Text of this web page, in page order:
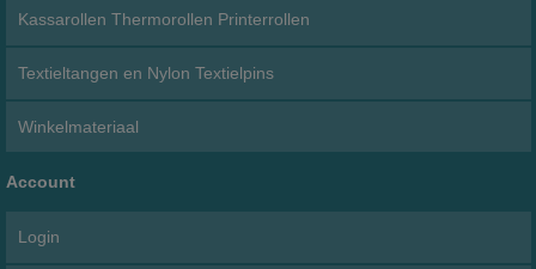
Kassarollen Thermorollen Printerrollen
Textieltangen en Nylon Textielpins
Winkelmateriaal
Account
Login